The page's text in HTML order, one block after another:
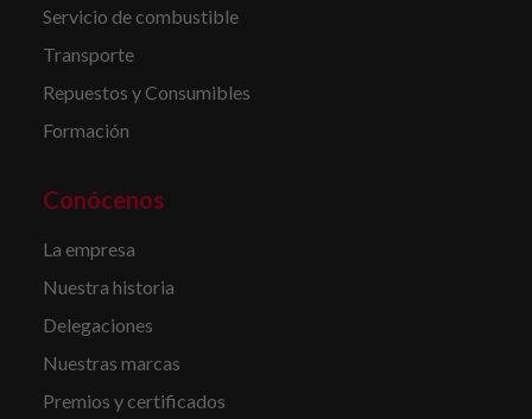
Servicio de combustible
Transporte
Repuestos y Consumibles
Formación
Conócenos
La empresa
Nuestra historia
Delegaciones
Nuestras marcas
Premios y certificados